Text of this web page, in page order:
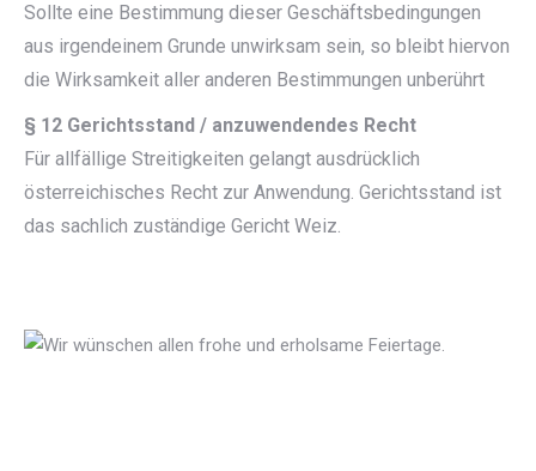
Sollte eine Bestimmung dieser Geschäftsbedingungen
aus irgendeinem Grunde unwirksam sein, so bleibt hiervon
die Wirksamkeit aller anderen Bestimmungen unberührt
§ 12 Gerichtsstand / anzuwendendes Recht
Für allfällige Streitigkeiten gelangt ausdrücklich
österreichisches Recht zur Anwendung. Gerichtsstand ist
das sachlich zuständige Gericht Weiz.